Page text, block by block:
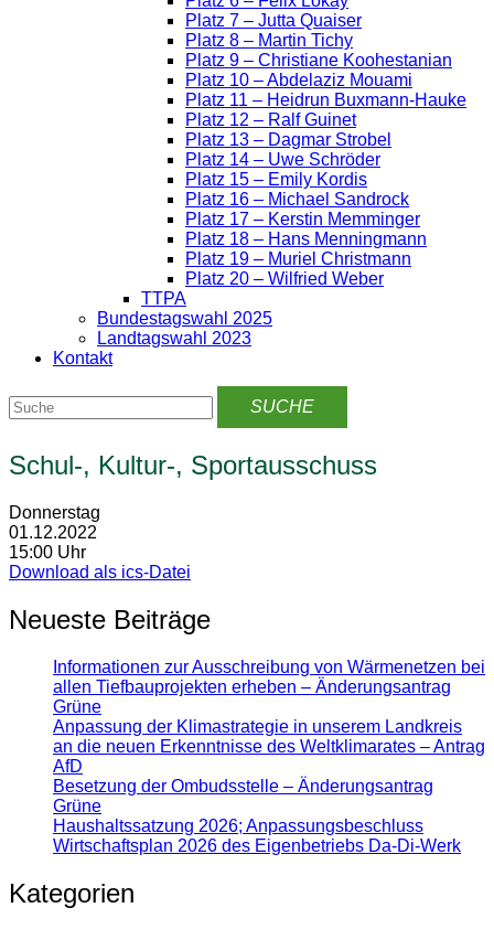
Platz 7 – Jutta Quaiser
Platz 8 – Martin Tichy
Platz 9 – Christiane Koohestanian
Platz 10 – Abdelaziz Mouami
Platz 11 – Heidrun Buxmann-Hauke
Platz 12 – Ralf Guinet
Platz 13 – Dagmar Strobel
Platz 14 – Uwe Schröder
Platz 15 – Emily Kordis
Platz 16 – Michael Sandrock
Platz 17 – Kerstin Memminger
Platz 18 – Hans Menningmann
Platz 19 – Muriel Christmann
Platz 20 – Wilfried Weber
TTPA
Bundestagswahl 2025
Landtagswahl 2023
Kontakt
Schul-, Kultur-, Sportausschuss
Donnerstag
01.12.2022
15:00 Uhr
Download als ics-Datei
Neueste Beiträge
Informationen zur Ausschreibung von Wärmenetzen bei
allen Tiefbauprojekten erheben – Änderungsantrag
Grüne
Anpassung der Klimastrategie in unserem Landkreis
an die neuen Erkenntnisse des Weltklimarates – Antrag
AfD
Besetzung der Ombudsstelle – Änderungsantrag
Grüne
Haushaltssatzung 2026; Anpassungsbeschluss
Wirtschaftsplan 2026 des Eigenbetriebs Da-Di-Werk
Kategorien